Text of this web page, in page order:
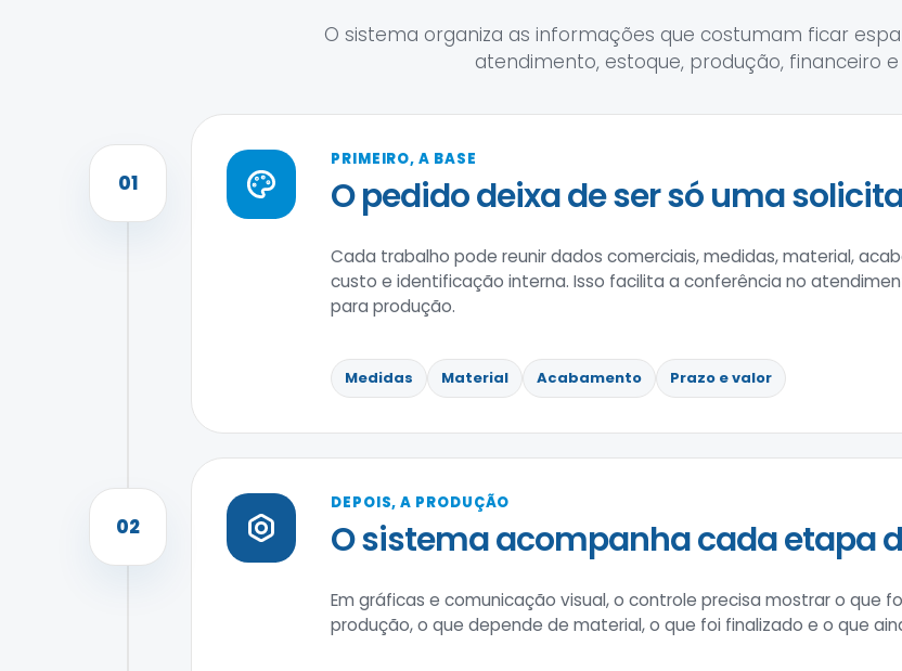
O sistema organiza as informações que costumam ficar
atendimento, estoque, produção, financeiro
01
PRIMEIRO, A BASE
O pedido deixa de ser só uma
Cada trabalho pode reunir dados comerciais, medidas, material,
custo e identificação interna. Isso facilita a conferência no
para produção.
Medidas Material Acabamento Prazo e valor
02
DEPOIS, A PRODUÇÃO
O sistema acompanha cada etapa
Em gráficas e comunicação visual, o controle precisa mostrar o que
produção, o que depende de material, o que foi finalizado e o que